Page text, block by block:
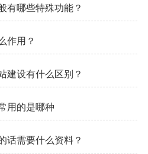
有哪些特殊功能？
作用？
建设有什么区别？
用的是哪种
话需要什么资料？